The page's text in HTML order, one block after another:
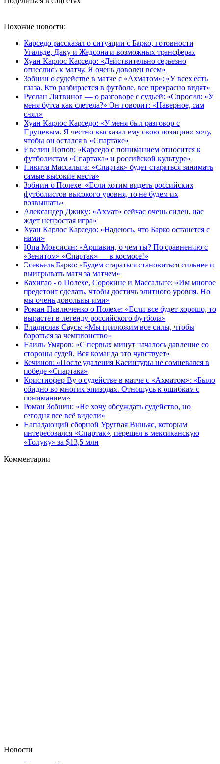
Похожие новости:
Карседо рассказал о ситуации с Барко, готовности
Угальде, Даку и Жедсона и возможных трансферах
Хуан Карлос Карседо: «Действительно серьезно
отнеслись к матчу. Я очень доволен всем»
Зобнин о судействе в матче с «Ахматом»: «У всех есть
глаза. Кто разбирается в футболе, все прекрасно видят»
Руслан Литвинов — о разговоре с судьей: «Спросил: «У
меня бутса как слетела?» Он говорит: «Наверное, сам
снял»
Хуан Карлос Карседо: «У меня был разговор с
Пруцевым. Я честно высказал ему свою позицию: хочу,
чтобы он остался в «Спартаке»
Ивелин Попов: «Карседо с пониманием относится к
футболистам «Спартака» и российской культуре»
Никита Массалыга: «Спартак» будет стараться занимать
самые высокие места»
Зобнин о Полехе: «Если хотим видеть российских
футболистов высокого уровня, то не будем их
возвышать»
Александер Джику: «Ахмат» сейчас очень силен, нас
ждет непростая игра»
Хуан Карлос Карседо: «Надеюсь, что Барко останется с
нами»
Юпа Мовсисян: «Аршавин, о чем ты? По сравнению с
«Зенитом» «Спартак» — в космосе!»
Эсекьель Барко: «Будем стараться становиться сильнее и
выигрывать матч за матчем»
Кахигао - о Полехе, Сорокине и Массалыге: «Им многое
предстоит сделать, чтобы достичь элитного уровня. Но
мы очень довольны ими»
Роман Павлюченко о Полехе: «Если все будет хорошо, то
вырастет в легенду российского футбола»
Владислав Саусь: «Мы приложим все силы, чтобы
бороться за чемпионство»
Наиль Умяров: «С первых минут началось давление со
стороны судей. Вся команда это чувствует»
Кечинов: «После удаления Касинтуры не сомневался в
победе «Спартака»
Кристиофер Ву о судействе в матче с «Ахматом»: «Было
обидно во многих эпизодах. Отношусь к ошибкам с
пониманием»
Роман Зобнин: «Не хочу обсуждать судейство, но
сегодня все всё видели»
Нападающий сборной Уругвая Виньяс, которым
интересовался «Спартак», перешел в мексиканскую
«Толуку» за $13,5 млн
Комментарии
Новости